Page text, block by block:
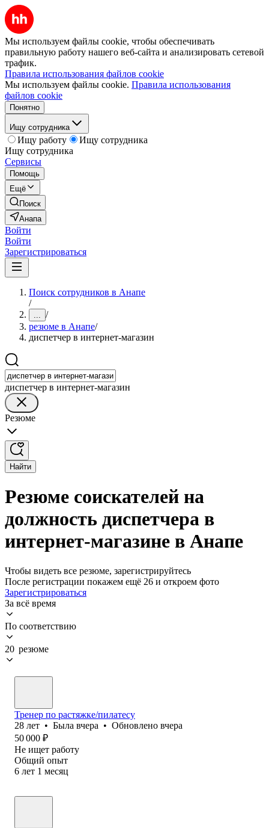
Мы используем файлы cookie, чтобы обеспечивать
правильную работу нашего веб-сайта и анализировать сетевой
трафик.
Правила использования файлов cookie
Мы используем файлы cookie. Правила использования
файлов cookie
Понятно
Ищу сотрудника
Ищу работу
Ищу сотрудника
Ищу сотрудника
Сервисы
Помощь
Ещё
Поиск
Анапа
Войти
Войти
Зарегистрироваться
Поиск сотрудников в Анапе
/
... /
резюме в Анапе/
диспетчер в интернет-магазин
диспетчер в интернет-магазин
Резюме
Найти
Резюме соискателей на
должность диспетчера в
интернет-магазине в Анапе
Чтобы видеть все резюме, зарегистрируйтесь
После регистрации покажем ещё 26 и откроем фото
Зарегистрироваться
За всё время
По соответствию
20 резюме
Тренер по растяжке/пилатесу
28 лет • Была вчера • Обновлено вчера
50 000 ₽
Не ищет работу
Общий опыт
6 лет 1 месяц